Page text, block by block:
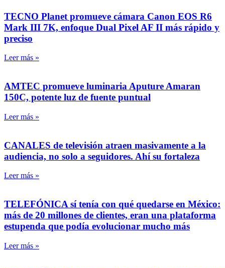
TECNO Planet promueve cámara Canon EOS R6
Mark III 7K, enfoque Dual Pixel AF II más rápido y
preciso
Leer más »
AMTEC promueve luminaria Aputure Amaran
150C, potente luz de fuente puntual
Leer más »
CANALES de televisión atraen masivamente a la
audiencia, no solo a seguidores. Ahí su fortaleza
Leer más »
TELEFÓNICA sí tenía con qué quedarse en México:
más de 20 millones de clientes, eran una plataforma
estupenda que podía evolucionar mucho más
Leer más »